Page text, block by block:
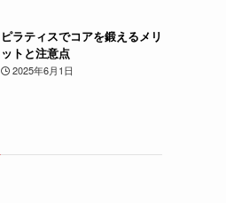
ピラティスでコアを鍛えるメリ
ットと注意点
2025年6月1日